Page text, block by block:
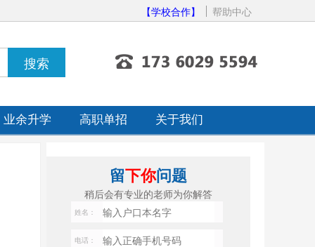
【学校合作】 帮助中心
业余升学 高职单招 关于我们
留下你问题
稍后会有专业的老师为你解答
姓名：
电话：